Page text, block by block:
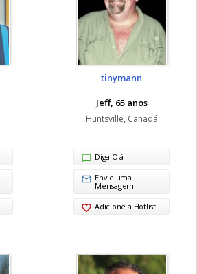
tinymann
Jeff, 65 anos
Huntsville, Canadá
Diga Olá
Envie uma
Mensagem
Adicione à Hotlist